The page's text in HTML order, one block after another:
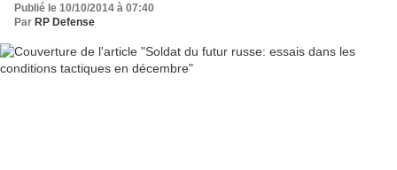
Publié le 10/10/2014 à 07:40
Par RP Defense